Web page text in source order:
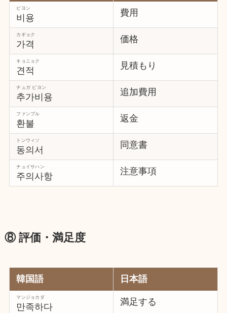
비용
ピヨン 費用
가격
カギョク 価格
견적
キョニョク 見積もり
추가비용
チュガ ピヨン 追加費用
환불
ファンブル 返金
동의서
トンウィソ 同意書
주의사항
チュイサハン 注意事項
⑧ 評価・満足度
韓国語 日本語
만족하다
マンジョカダ 満足する